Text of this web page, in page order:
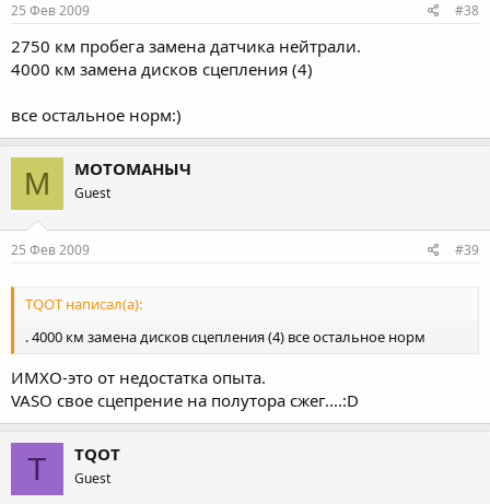
25 Фев 2009 #38
2750 км пробега замена датчика нейтрали.
4000 км замена дисков сцепления (4)
все остальное норм:)
М МОТОМАНЫЧ
Guest
25 Фев 2009 #39
TQOT написал(а):
. 4000 км замена дисков сцепления (4) все остальное норм
ИМХО-это от недостатка опыта.
VASO свое сцепрение на полутора сжег....:D
T TQOT
Guest